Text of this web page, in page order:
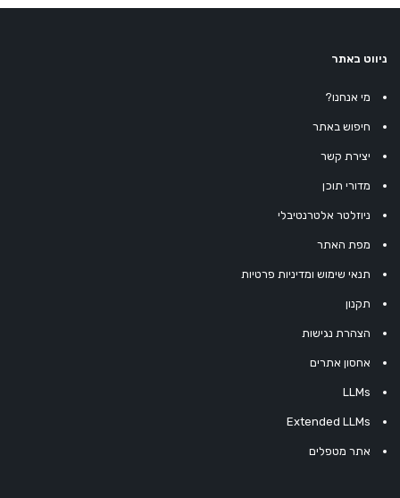
ניווט באתר
מי אנחנו?
חיפוש באתר
יצירת קשר
מדורי תוכן
ניוזלטר אלטרנטיבלי
מפת האתר
תנאי שימוש ומדיניות פרטיות
תקנון
הצהרת נגישות
אחסון אתרים
LLMs
Extended LLMs
אתר מטפלים